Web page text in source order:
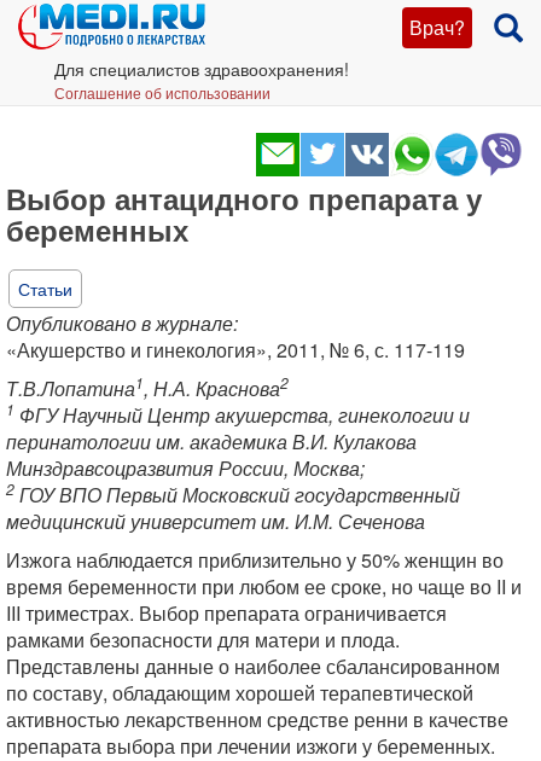
Врач?
Для специалистов здравоохранения!
Соглашение об использовании
Выбор антацидного препарата у
беременных
Статьи
Опубликовано в журнале:
«Акушерство и гинекология», 2011, № 6, с. 117-119
Т.В.Лопатина1, Н.А. Краснова2
1 ФГУ Научный Центр акушерства, гинекологии и
перинатологии им. академика В.И. Кулакова
Минздравсоцразвития России, Москва;
2 ГОУ ВПО Первый Московский государственный
медицинский университет им. И.М. Сеченова
Изжога наблюдается приблизительно у 50% женщин во
время беременности при любом ее сроке, но чаще во II и
III триместрах. Выбор препарата ограничивается
рамками безопасности для матери и плода.
Представлены данные о наиболее сбалансированном
по составу, обладающим хорошей терапевтической
активностью лекарственном средстве ренни в качестве
препарата выбора при лечении изжоги у беременных.